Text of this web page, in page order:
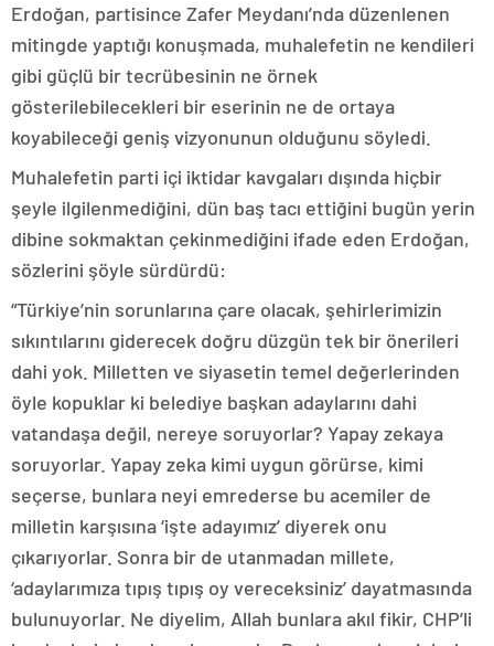
Erdoğan, partisince Zafer Meydanı’nda düzenlenen
mitingde yaptığı konuşmada, muhalefetin ne kendileri
gibi güçlü bir tecrübesinin ne örnek
gösterilebilecekleri bir eserinin ne de ortaya
koyabileceği geniş vizyonunun olduğunu söyledi.
Muhalefetin parti içi iktidar kavgaları dışında hiçbir
şeyle ilgilenmediğini, dün baş tacı ettiğini bugün yerin
dibine sokmaktan çekinmediğini ifade eden Erdoğan,
sözlerini şöyle sürdürdü:
“Türkiye’nin sorunlarına çare olacak, şehirlerimizin
sıkıntılarını giderecek doğru düzgün tek bir önerileri
dahi yok. Milletten ve siyasetin temel değerlerinden
öyle kopuklar ki belediye başkan adaylarını dahi
vatandaşa değil, nereye soruyorlar? Yapay zekaya
soruyorlar. Yapay zeka kimi uygun görürse, kimi
seçerse, bunlara neyi emrederse bu acemiler de
milletin karşısına ‘işte adayımız’ diyerek onu
çıkarıyorlar. Sonra bir de utanmadan millete,
‘adaylarımıza tıpış tıpış oy vereceksiniz’ dayatmasında
bulunuyorlar. Ne diyelim, Allah bunlara akıl fikir, CHP’li